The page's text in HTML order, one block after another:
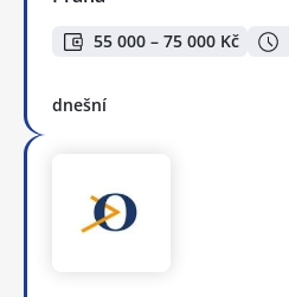
55 000 – 75 000 Kč
dnešní